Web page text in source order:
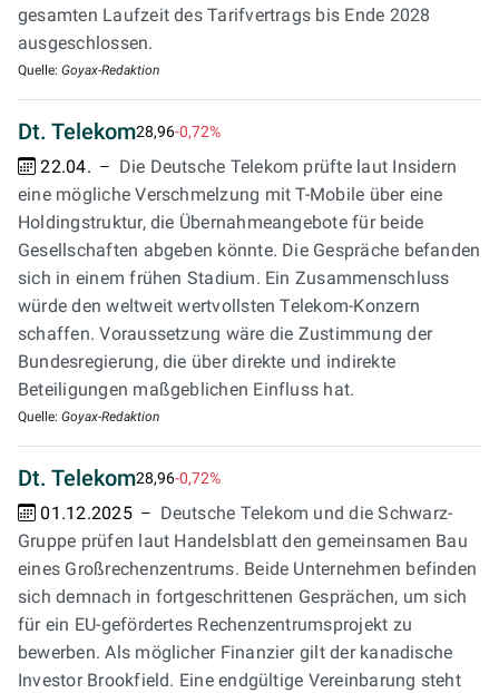
gesamten Laufzeit des Tarifvertrags bis Ende 2028
ausgeschlossen.
Quelle: Goyax-Redaktion
Dt. Telekom28,96-0,72%
22.04.
Die Deutsche Telekom prüfte laut Insidern
eine mögliche Verschmelzung mit T-Mobile über eine
Holdingstruktur, die Übernahmeangebote für beide
Gesellschaften abgeben könnte. Die Gespräche befanden
sich in einem frühen Stadium. Ein Zusammenschluss
würde den weltweit wertvollsten Telekom-Konzern
schaffen. Voraussetzung wäre die Zustimmung der
Bundesregierung, die über direkte und indirekte
Beteiligungen maßgeblichen Einfluss hat.
Quelle: Goyax-Redaktion
Dt. Telekom28,96-0,72%
01.12.2025
Deutsche Telekom und die Schwarz-
Gruppe prüfen laut Handelsblatt den gemeinsamen Bau
eines Großrechenzentrums. Beide Unternehmen befinden
sich demnach in fortgeschrittenen Gesprächen, um sich
für ein EU-gefördertes Rechenzentrumsprojekt zu
bewerben. Als möglicher Finanzier gilt der kanadische
Investor Brookfield. Eine endgültige Vereinbarung steht